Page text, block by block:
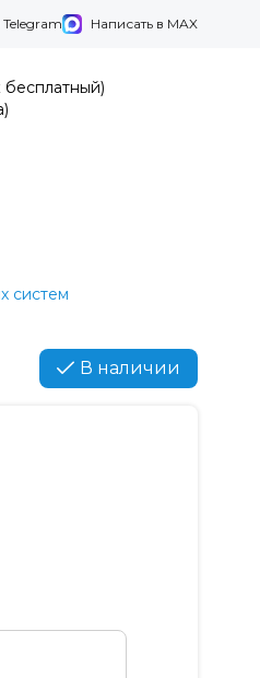
Telegram Написать в MAX
бесплатный)
систем
В наличии